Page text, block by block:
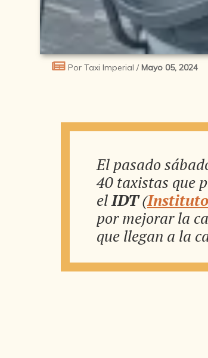
Por Taxi Imperial / Mayo 05, 2024
El pasado
40 taxistas que
elIDT(
por mejorar la
que llegan a la